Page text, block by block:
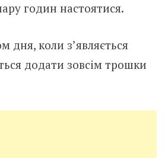
годин настоятися.
дня, коли з’являється
додати зовсім трошки